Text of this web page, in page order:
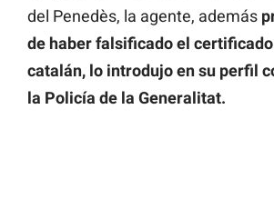
del Penedès, la agente, además
de haber falsificado el certificado
catalán, lo introdujo en su perfil
la Policía de la Generalitat.